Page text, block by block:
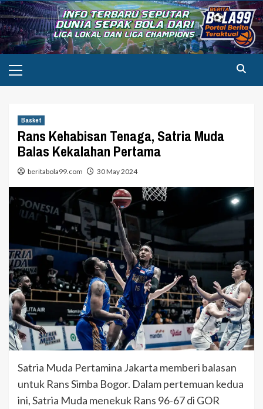
Skip
to
content
Menu
Basket
Rans Kehabisan Tenaga, Satria Muda
Balas Kekalahan Pertama
beritabola99.com 30 May 2024
Satria Muda Pertamina Jakarta memberi balasan
untuk Rans Simba Bogor. Dalam pertemuan kedua
ini, Satria Muda menekuk Rans 96-67 di GOR